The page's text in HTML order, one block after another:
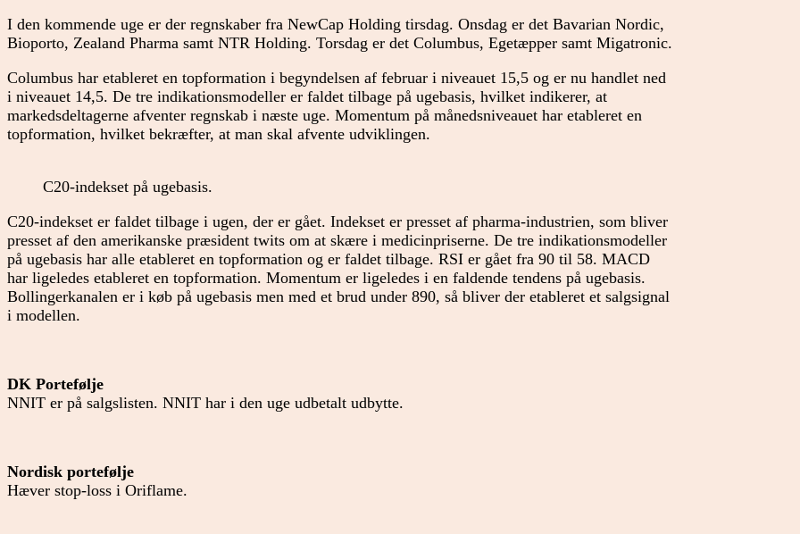
I den kommende uge er der regnskaber fra NewCap Holding tirsdag. Onsdag er det Bavarian Nordic,
Bioporto, Zealand Pharma samt NTR Holding. Torsdag er det Columbus, Egetæpper samt Migatronic.
Columbus har etableret en topformation i begyndelsen af februar i niveauet 15,5 og er nu handlet ned
i niveauet 14,5. De tre indikationsmodeller er faldet tilbage på ugebasis, hvilket indikerer, at
markedsdeltagerne afventer regnskab i næste uge. Momentum på månedsniveauet har etableret en
topformation, hvilket bekræfter, at man skal afvente udviklingen.
C20-indekset på ugebasis.
C20-indekset er faldet tilbage i ugen, der er gået. Indekset er presset af pharma-industrien, som bliver
presset af den amerikanske præsident twits om at skære i medicinpriserne. De tre indikationsmodeller
på ugebasis har alle etableret en topformation og er faldet tilbage. RSI er gået fra 90 til 58. MACD
har ligeledes etableret en topformation. Momentum er ligeledes i en faldende tendens på ugebasis.
Bollingerkanalen er i køb på ugebasis men med et brud under 890, så bliver der etableret et salgsignal
i modellen.
DK Portefølje
NNIT er på salgslisten. NNIT har i den uge udbetalt udbytte.
Nordisk portefølje
Hæver stop-loss i Oriflame.